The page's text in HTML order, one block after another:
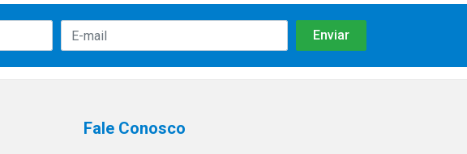
Fale Conosco